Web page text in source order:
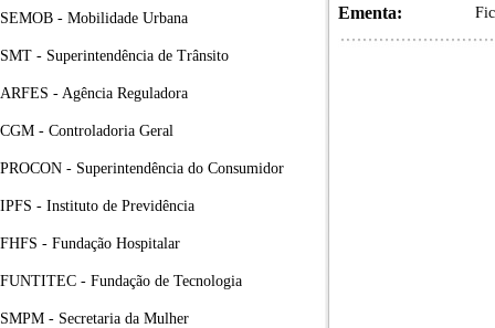
SEMOB - Mobilidade Urbana
SMT - Superintendência de Trânsito
ARFES - Agência Reguladora
CGM - Controladoria Geral
PROCON - Superintendência do Consumidor
IPFS - Instituto de Previdência
FHFS - Fundação Hospitalar
FUNTITEC - Fundação de Tecnologia
SMPM - Secretaria da Mulher
Ementa: